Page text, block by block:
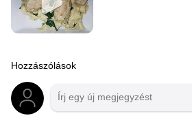
Hozzászólások